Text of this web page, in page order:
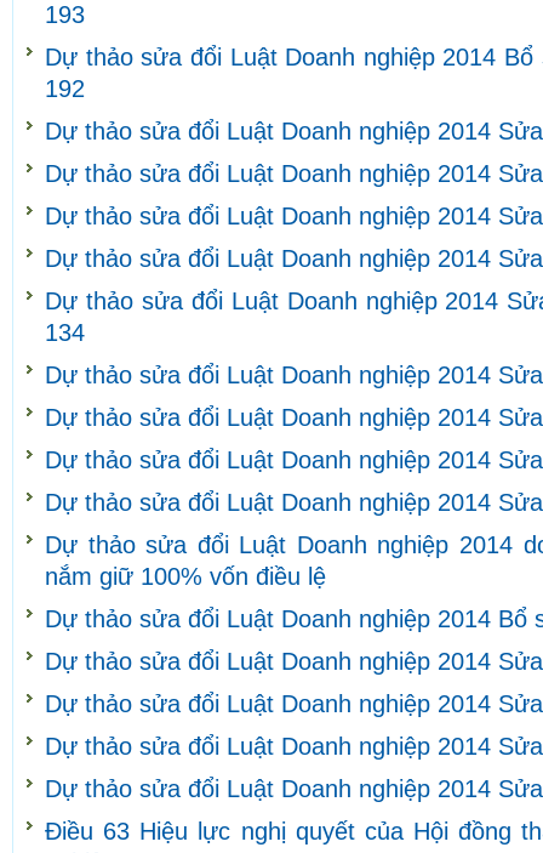
193
Dự thảo sửa đổi Luật Doanh nghiệp 2014
192
Dự thảo sửa đổi Luật Doanh nghiệp 2014
Dự thảo sửa đổi Luật Doanh nghiệp 2014
Dự thảo sửa đổi Luật Doanh nghiệp 2014
Dự thảo sửa đổi Luật Doanh nghiệp 2014
Dự thảo sửa đổi Luật Doanh nghiệp 2014
134
Dự thảo sửa đổi Luật Doanh nghiệp 2014
Dự thảo sửa đổi Luật Doanh nghiệp 2014
Dự thảo sửa đổi Luật Doanh nghiệp 2014
Dự thảo sửa đổi Luật Doanh nghiệp 2014
Dự thảo sửa đổi Luật Doanh nghiệp 2014
nắm giữ 100% vốn điều lệ
Dự thảo sửa đổi Luật Doanh nghiệp 2014 Bổ
Dự thảo sửa đổi Luật Doanh nghiệp 2014
Dự thảo sửa đổi Luật Doanh nghiệp 2014
Dự thảo sửa đổi Luật Doanh nghiệp 2014
Dự thảo sửa đổi Luật Doanh nghiệp 2014
Điều 63 Hiệu lực nghị quyết của Hội đồng